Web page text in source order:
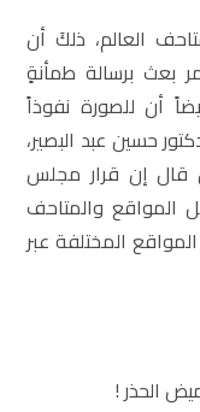
العالم، ذلكَ أن
بعث برسالة طمأنةٍ
أن للصورة نفوذاً
حسين عبد البصير،
قال إن قرار مجلس
المواقع والمتاحف
المختلفة عبر
الحذر !